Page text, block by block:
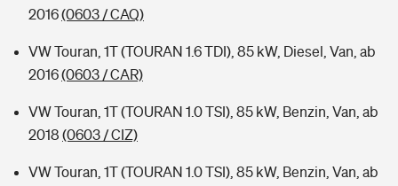
2016(0603 / CAQ)
VW Touran, 1T (TOURAN 1.6 TDI), 85 kW, Diesel, Van, ab
2016(0603 / CAR)
VW Touran, 1T (TOURAN 1.0 TSI), 85 kW, Benzin, Van, ab
2018 (0603 / CIZ)
VW Touran, 1T (TOURAN 1.0 TSI), 85 kW, Benzin, Van, ab